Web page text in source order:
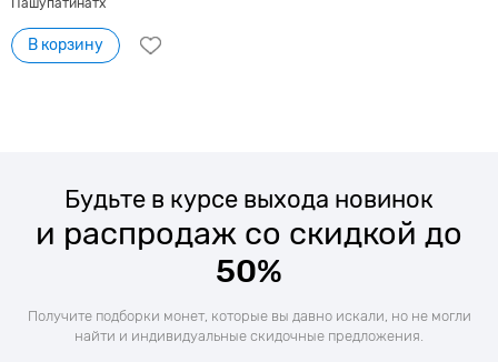
Пашупатинатх
В корзину
Будьте в курсе выхода новинок
и распродаж со скидкой до
50%
Получите подборки монет, которые вы давно искали, но не могли
найти и индивидуальные скидочные предложения.